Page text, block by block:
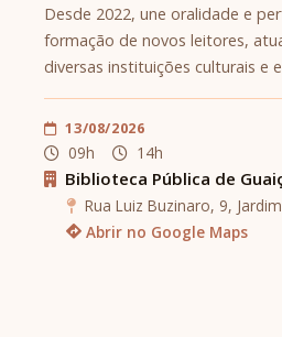
Desde 2022, une oralidade e
formação de novos leitores,
diversas instituições culturais e
13/08/2026
09h 14h
Biblioteca Pública de
Rua Luiz Buzinaro, 9,
Abrir no Google Maps